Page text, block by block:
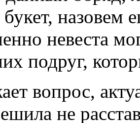
назовем
невеста
подруг,
вопрос,
не